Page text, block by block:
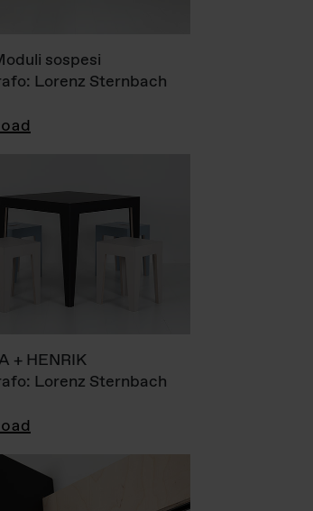
sospesi
Lorenz Sternbach
+ HENRIK
Lorenz Sternbach